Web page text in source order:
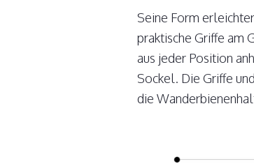
Seine Form
praktische Griffe am
aus jeder Position
Sockel. Die Griffe
die